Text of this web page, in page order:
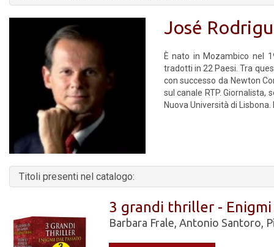
José
È nato in Mozambico nel
tradotti in 22 Paesi. Tra
con successo da Newton
sul canale RTP.
Nuova Università di
Titoli presenti nel catalogo:
3 grandi thriller -
Barbara Frale Antonio Santoro